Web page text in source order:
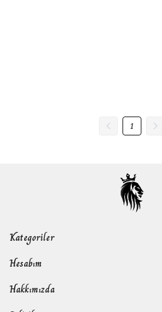
1
Kategoriler
Hesabım
Hakkımızda